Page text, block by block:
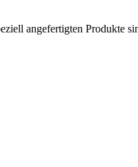
angefertigten Produkte